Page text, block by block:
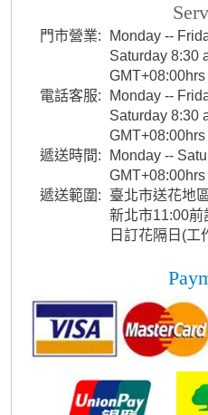
門市營業:
Monday --
Saturday 8:30
GMT+08:00hrs
電話客服:
Monday --
Saturday 8:30
GMT+08:00hrs
遞送時間:
Monday --
遞送範圍:
臺北市送花地
新北市11:00前
日訂花隔日(工